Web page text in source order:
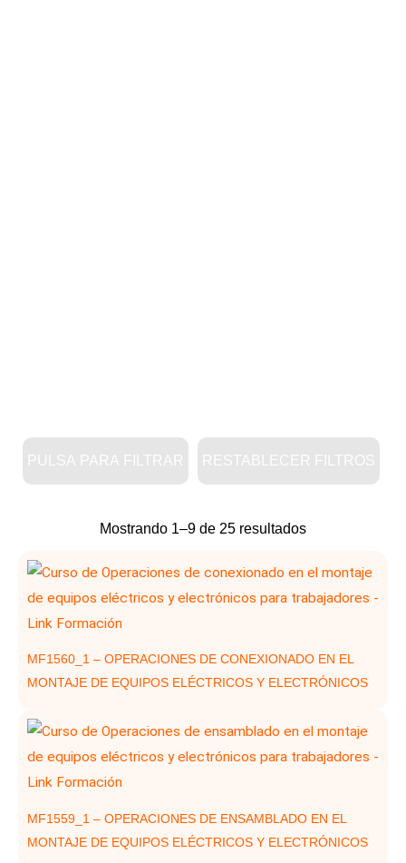
PULSA PARA FILTRAR RESTABLECER FILTROS
Mostrando 1–9 de 25 resultadosOrdenado
últimos
MF1560_1 – OPERACIONES DE CONEXIONADO EN EL
MONTAJE DE EQUIPOS ELÉCTRICOS Y ELECTRÓNICOS
MF1559_1 – OPERACIONES DE ENSAMBLADO EN EL
MONTAJE DE EQUIPOS ELÉCTRICOS Y ELECTRÓNICOS